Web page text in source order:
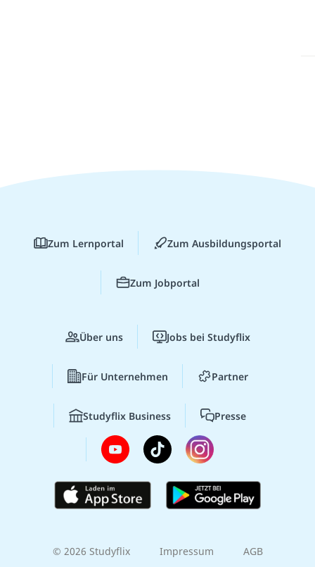
Zum Lernportal Zum Ausbildungsportal
Zum Jobportal
Über uns Jobs bei Studyflix
Für Unternehmen Partner
Studyflix Business Presse
© 2026 Studyflix Impressum AGB